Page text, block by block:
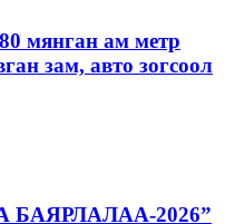
мянган ам метр
зам, авто зогсоол
2026”